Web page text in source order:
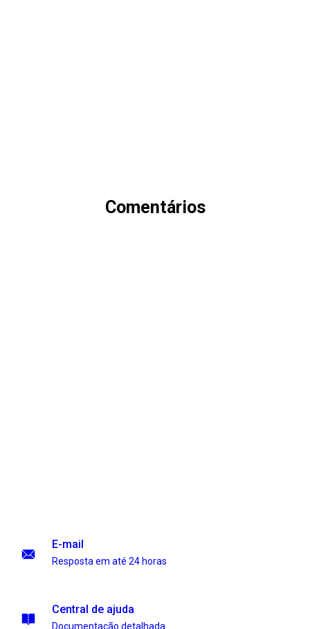
Comentários
E-mail
Resposta em até 24 horas
Central de ajuda
Documentação detalhada